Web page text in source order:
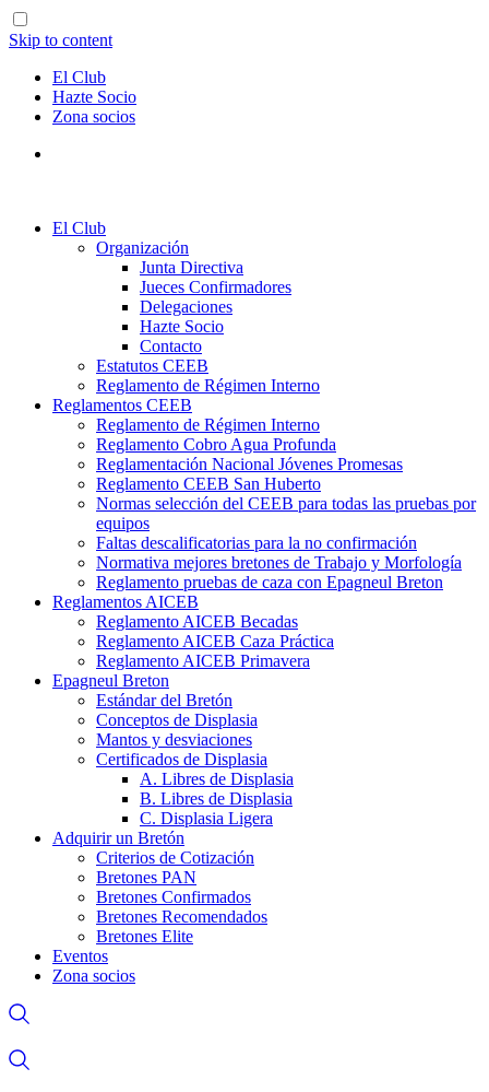
Skip to content
El Club
Hazte Socio
Zona socios
El Club
Organización
Junta Directiva
Jueces Confirmadores
Delegaciones
Hazte Socio
Contacto
Estatutos CEEB
Reglamento de Régimen Interno
Reglamentos CEEB
Reglamento de Régimen Interno
Reglamento Cobro Agua Profunda
Reglamentación Nacional Jóvenes Promesas
Reglamento CEEB San Huberto
Normas selección del CEEB para todas las pruebas por
equipos
Faltas descalificatorias para la no confirmación
Normativa mejores bretones de Trabajo y Morfología
Reglamento pruebas de caza con Epagneul Breton
Reglamentos AICEB
Reglamento AICEB Becadas
Reglamento AICEB Caza Práctica
Reglamento AICEB Primavera
Epagneul Breton
Estándar del Bretón
Conceptos de Displasia
Mantos y desviaciones
Certificados de Displasia
A. Libres de Displasia
B. Libres de Displasia
C. Displasia Ligera
Adquirir un Bretón
Criterios de Cotización
Bretones PAN
Bretones Confirmados
Bretones Recomendados
Bretones Elite
Eventos
Zona socios